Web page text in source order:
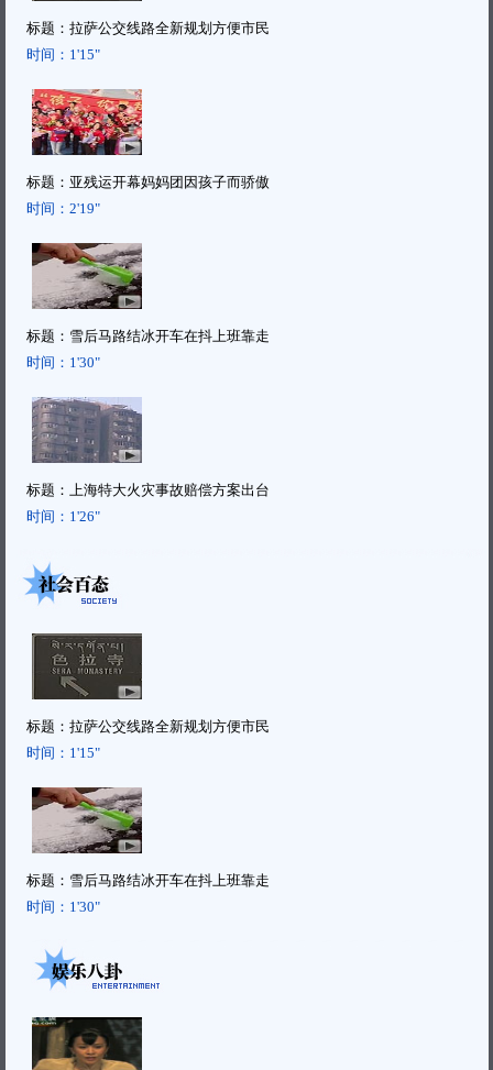
标题： 拉萨公交线路全新规划方便市民
时间： 1'15"
标题： 亚残运开幕妈妈团因孩子而骄傲
时间： 2'19"
标题： 雪后马路结冰开车在抖上班靠走
时间： 1'30"
标题： 上海特大火灾事故赔偿方案出台
时间： 1'26"
标题： 拉萨公交线路全新规划方便市民
时间： 1'15"
标题： 雪后马路结冰开车在抖上班靠走
时间： 1'30"